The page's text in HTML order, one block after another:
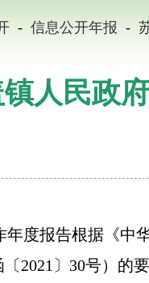
- 信息公开年报 -
人民政
年度报告根据《
2021〕30号）